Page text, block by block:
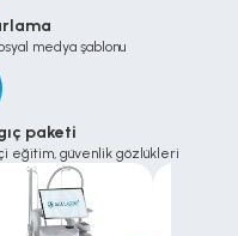
medya şablonu
paketi
eğitim, güvenlik gözlükleri